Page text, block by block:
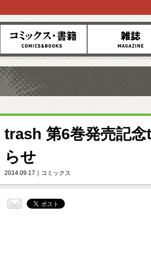
コミックス 雑誌
trash 第6巻発売記
らせ
2014.09.17 コミックス